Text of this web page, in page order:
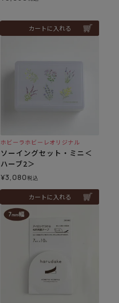
カートに入れる
ホビーラホビーレオリジナル
ソーイングセット・ミニ＜
ハーブ2＞
¥3,080税込
カートに入れる